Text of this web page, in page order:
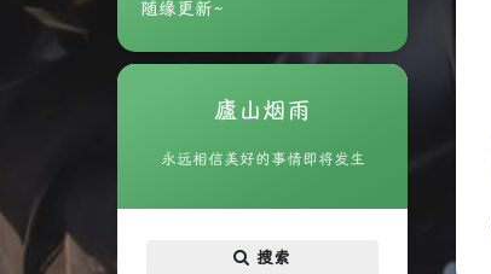
随缘更新~
廬山烟雨
永远相信美好的事情即将发生
搜索